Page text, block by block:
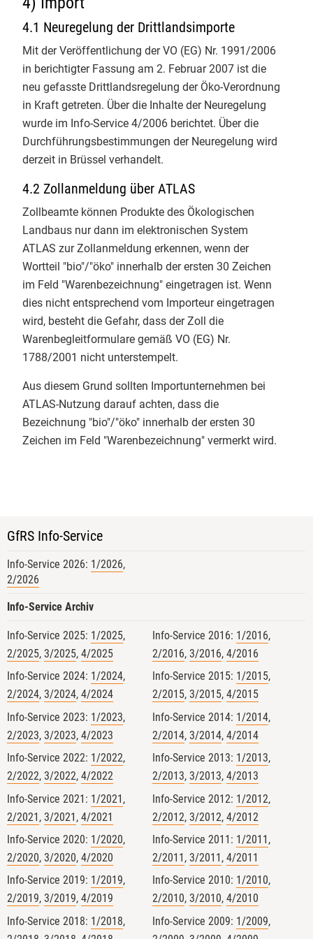
Bei ​Tag 3 des Basislehrgangs Bio-
Kontrolle an der Justus-Liebig-
Universität GiessenmitChristian
Herzigstand heute das
engmaschige Bio-Kontrollsystem
im Mittelpunkt. Den Rahmen dafür
bildete der Vortrag einer
zuständigen Landes-Öko-Behörde
RP Regierungspräsidium Gießen
und den Akteuren im deutschen
Bio-Kontrollsystem.
​Danach gab es virtuelle
Kontrollrundgänge. Von Bio-
Landwirtschaft über die
Verarbeitung und den Import bis
hin zum Einzelhandelsregal haben
wir unterschiedlichste
Auditsituationen simuliert
Verbotene Betriebsmittel konnten
praktisch angeschaut werden. Der
abschließende Open Space gab
dann für die Teilnehmenden mit
drei jungen Bio-Inspekteur:innen
​#Qualitätsmanagement
#BioZertifizierung
4
GfRS Gesellschaft für
Ressourcenschutz mbH
29.07.2026
Kontakt
4.1 Neuregelung der Drittlandsimporte
Mit der Veröffentlichung der VO (EG) Nr. 1991/2006
in berichtigter Fassung am 2. Februar 2007 ist die
neu gefasste Drittlandsregelung der Öko-Verordnung
in Kraft getreten. Über die Inhalte der Neuregelung
wurde im Info-Service 4/2006 berichtet. Über die
Durchführungsbestimmungen der Neuregelung wird
derzeit in Brüssel verhandelt.
4.2 Zollanmeldung über ATLAS
Zollbeamte können Produkte des Ökologischen
Landbaus nur dann im elektronischen System
ATLAS zur Zollanmeldung erkennen, wenn der
Wortteil "bio"/"öko" innerhalb der ersten 30 Zeichen
im Feld "Warenbezeichnung" eingetragen ist. Wenn
dies nicht entsprechend vom Importeur eingetragen
wird, besteht die Gefahr, dass der Zoll die
Warenbegleitformulare gemäß VO (EG) Nr.
1788/2001 nicht unterstempelt.
Aus diesem Grund sollten Importunternehmen bei
ATLAS-Nutzung darauf achten, dass die
Bezeichnung "bio"/"öko" innerhalb der ersten 30
Zeichen im Feld "Warenbezeichnung" vermerkt wird.
GfRS Info-Service
Info-Service 2026: 1/2026,
2/2026
Info-Service Archiv
Info-Service 2025: 1/2025,
2/2025,3/2025,4/2025
Info-Service 2024: 1/2024,
2/2024,3/2024,4/2024
Info-Service 2023: 1/2023,
2/2023,3/2023,4/2023
Info-Service 2022: 1/2022,
2/2022,3/2022,4/2022
Info-Service 2021: 1/2021 ,
2/2021 ,3/2021 ,4/2021
Info-Service 2020: 1/2020,
2/2020,3/2020,4/2020
Info-Service 2019: 1/2019,
2/2019,3/2019,4/2019
Info-Service 2018: 1/2018,
Info-Service 2016: 1/2016,
2/2016,3/2016,4/2016
Info-Service 2015: 1/2015,
2/2015,3/2015,4/2015
Info-Service 2014: 1/2014,
2/2014,3/2014,4/2014
Info-Service 2013: 1/2013,
2/2013,3/2013,4/2013
Info-Service 2012: 1/2012,
2/2012,3/2012,4/2012
Info-Service 2011: 1/2011 ,
2/2011 ,3/2011 ,4/2011
Info-Service 2010: 1/2010,
2/2010,3/2010,4/2010
Info-Service 2009: 1/2009,